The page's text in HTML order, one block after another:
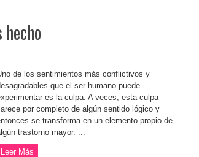
de los sentimientos más conflictivos y
que el ser humano puede
es la culpa. A veces, esta culpa
por completo de algún sentido lógico y
se transforma en un elemento propio de
trastorno mayor. ...
Leer Más